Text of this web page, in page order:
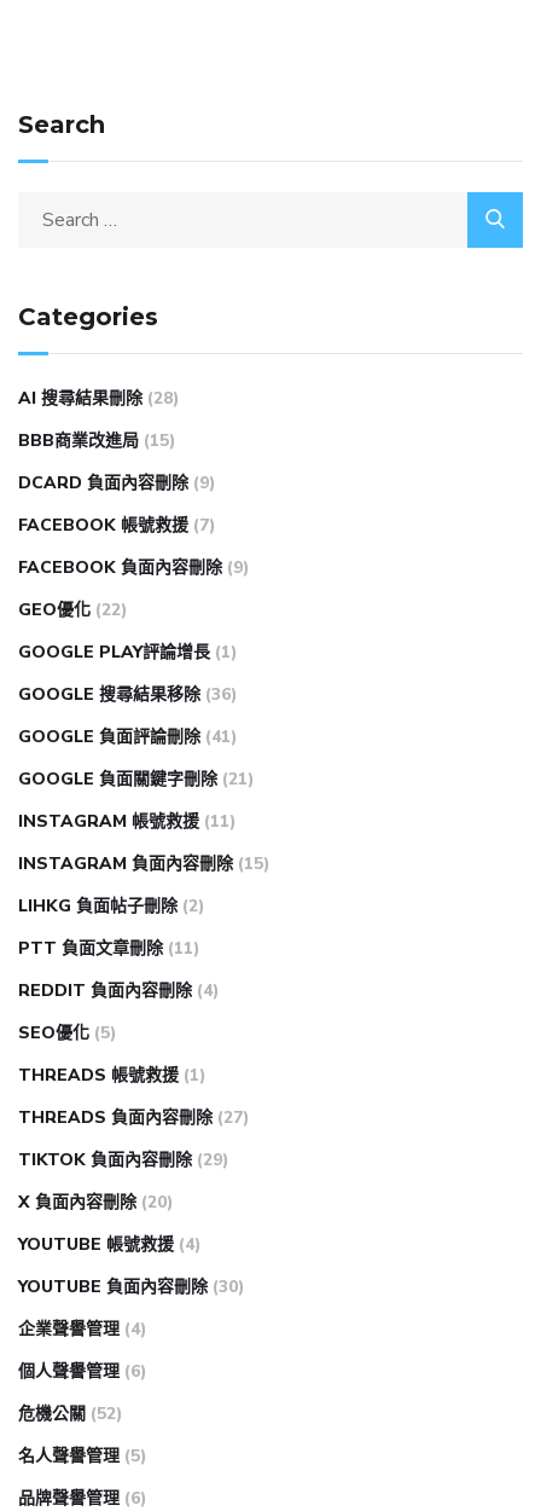
Search
Categories
AI 搜尋結果刪除 (28)
BBB商業改進局 (15)
DCARD 負面內容刪除 (9)
FACEBOOK 帳號救援 (7)
FACEBOOK 負面內容刪除 (9)
GEO優化 (22)
GOOGLE PLAY評論增長 (1)
GOOGLE 搜尋結果移除 (36)
GOOGLE 負面評論刪除 (41)
GOOGLE 負面關鍵字刪除 (21)
INSTAGRAM 帳號救援 (11)
INSTAGRAM 負面內容刪除 (15)
LIHKG 負面帖子刪除 (2)
PTT 負面文章刪除 (11)
REDDIT 負面內容刪除 (4)
SEO優化 (5)
THREADS 帳號救援 (1)
THREADS 負面內容刪除 (27)
TIKTOK 負面內容刪除 (29)
X 負面內容刪除 (20)
YOUTUBE 帳號救援 (4)
YOUTUBE 負面內容刪除 (30)
企業聲譽管理 (4)
個人聲譽管理 (6)
危機公關 (52)
名人聲譽管理 (5)
品牌聲譽管理 (6)